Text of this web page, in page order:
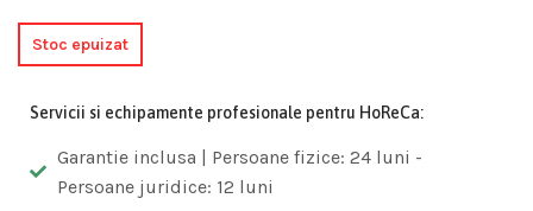
Stoc epuizat
Servicii si echipamente profesionale pentru HoReCa:
Garantie inclusa | Persoane fizice: 24 luni -
Persoane juridice: 12 luni